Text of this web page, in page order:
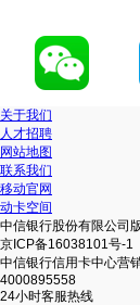
关于我们
人才招聘
网站地图
联系我们
移动官网
动卡空间
中信银行股份有限公司
京ICP备16038101号-1
中信银行信用卡中心营
4000895558
24小时客服热线